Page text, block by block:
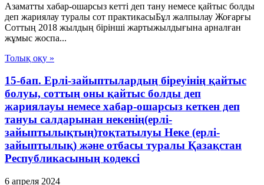
Азаматты хабар-ошарсыз кетті деп тану немесе қайтыс болды
деп жариялау туралы сот практикасыБұл жалпылау Жоғарғы
Соттың 2018 жылдың бірінші жартыжылдығына арналған
жұмыс жоспа...
Толық оқу »
15-бап. Ерлі-зайыптылардың біреуінің қайтыс
болуы, соттың оны қайтыс болды деп
жариялауы немесе хабар-ошарсыз кеткен деп
тануы салдарынан некенің(ерлі-
зайыптылықтың)тоқтатылуы Неке (ерлі-
зайыптылық) және отбасы туралы Қазақстан
Республикасының кодексі
6 апреля 2024